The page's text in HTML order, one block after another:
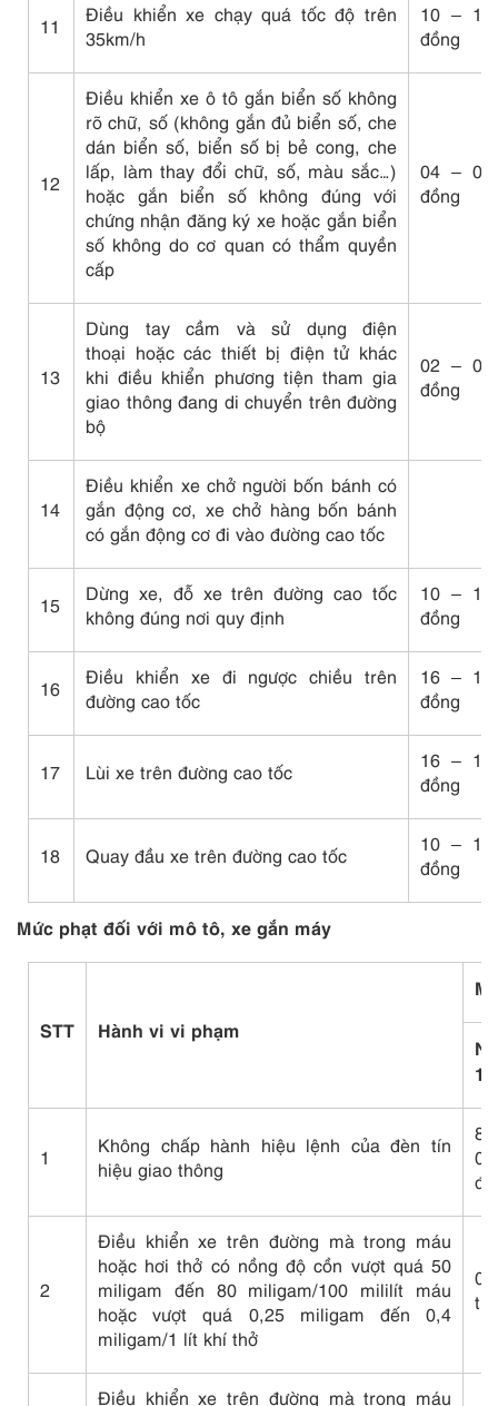
11
Điều khiển xe chạy quá tốc độ trên
35km/h
10 – 12
đồng
12
Điều khiển xe ô tô gắn biển số không
rõ chữ, số (không gắn đủ biển số, che
dán biển số, biển số bị bẻ cong, che
lấp, làm thay đổi chữ, số, màu sắc…)
hoặc gắn biển số không đúng với
chứng nhận đăng ký xe hoặc gắn biển
số không do cơ quan có thẩm quyền
cấp
04 – 06
đồng
13
Dùng tay cầm và sử dụng điện
thoại hoặc các thiết bị điện tử khác
khi điều khiển phương tiện tham gia
giao thông đang di chuyển trên đường
bộ
02 – 03
đồng
14
Điều khiển xe chở người bốn bánh có
gắn động cơ, xe chở hàng bốn bánh
có gắn động cơ đi vào đường cao tốc
15
Dừng xe, đỗ xe trên đường cao tốc
không đúng nơi quy định
10 – 12
đồng
16
Điều khiển xe đi ngược chiều trên
đường cao tốc
16 – 18
đồng
17 Lùi xe trên đường cao tốc
16 – 18
đồng
18 Quay đầu xe trên đường cao tốc
10 – 12
đồng
Mức phạt đối với mô tô, xe gắn máy
STT Hành vi vi phạm
1
Không chấp hành hiệu lệnh của đèn tín
hiệu giao thông
2
Điều khiển xe trên đường mà trong máu
hoặc hơi thở có nồng độ cồn vượt quá 50
miligam đến 80 miligam/100 mililít máu
hoặc vượt quá 0,25 miligam đến 0,4
miligam/1 lít khí thở
Điều khiển xe trên đường mà trong máu